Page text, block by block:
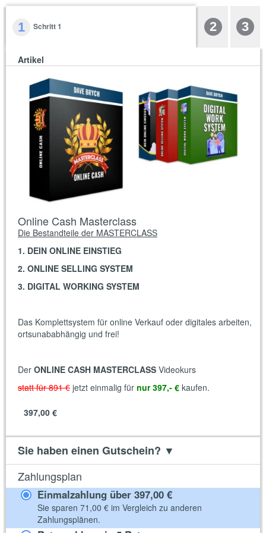
1 Schritt 1 2 3
Artikel
Online Cash Masterclass
Die Bestandteile der MASTERCLASS
1. DEIN ONLINE EINSTIEG
2. ONLINE SELLING SYSTEM
3. DIGITAL WORKING SYSTEM
Das Komplettsystem für online Verkauf oder digitales arbeiten,
ortsunababhängig und frei!
Der ONLINE CASH MASTERCLASS Videokurs
statt für 891 € jetzt einmalig für nur 397,- € kaufen.
397,00 €
Sie haben einen Gutschein? ▼
Zahlungsplan
Einmalzahlung über 397,00 €
Sie sparen 71,00 € im Vergleich zu anderen
Zahlungsplänen.